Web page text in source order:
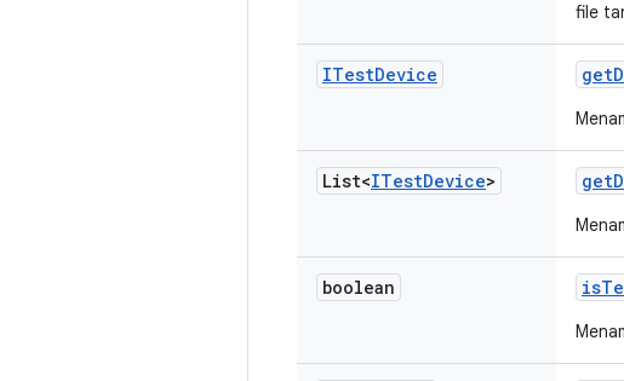
file
ITestDevice get
List<ITestDevice> get
boolean is